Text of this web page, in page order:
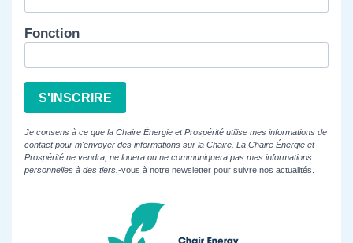
Fonction
S'INSCRIRE
Je consens à ce que la Chaire Énergie et Prospérité utilise mes informations de
contact pour m'envoyer des informations sur la Chaire. La Chaire Énergie et
Prospérité ne vendra, ne louera ou ne communiquera pas mes informations
personnelles à des tiers. -vous à notre newsletter pour suivre nos actualités.